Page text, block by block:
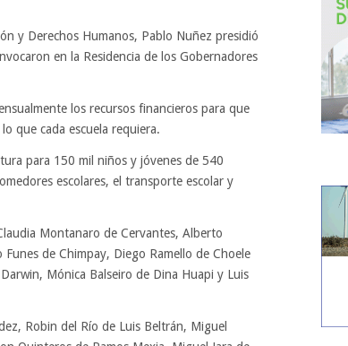
y Derechos Humanos, Pablo Nuñez presidió
en la Residencia de los Gobernadores
los recursos financieros para que
que cada escuela requiera.
para 150 mil niños y jóvenes de 540
escolares, el transporte escolar y
Montanaro de Cervantes, Alberto
de Chimpay, Diego Ramello de Choele
Mónica Balseiro de Dina Huapi y Luis
Robin del Río de Luis Beltrán, Miguel